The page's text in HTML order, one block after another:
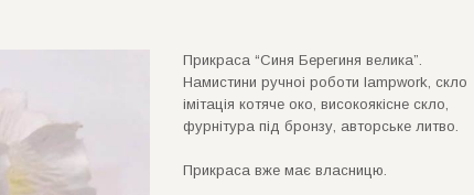
Прикраса “Синя Берегиня велика”.
Намистини ручноi роботи lampwork, скло
iмiтацiя котяче око, високоякiсне скло,
фурнiтура пiд бронзу, авторське литво.
Прикраса вже має власницю.